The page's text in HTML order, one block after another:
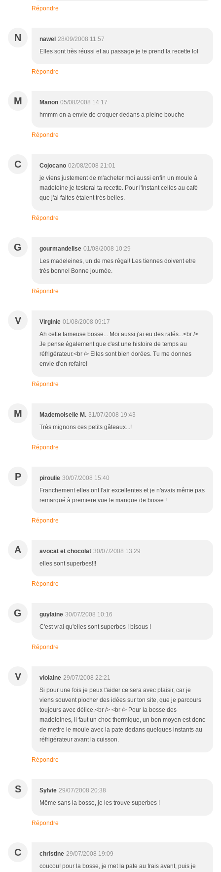
Répondre
N nawel 28/09/2008 11:57
Elles sont très réussi et au passage je te prend la recette lol
Répondre
M Manon 05/08/2008 14:17
hmmm on a envie de croquer dedans a pleine bouche
Répondre
C Cojocano 02/08/2008 21:01
je viens justement de m'acheter moi aussi enfin un moule à
madeleine je testerai ta recette. Pour l'instant celles au café
que j'ai faites étaient trés belles.
Répondre
G gourmandelise 01/08/2008 10:29
Les madeleines, un de mes régal! Les tiennes doivent etre
très bonne! Bonne journée.
Répondre
V Virginie 01/08/2008 09:17
Ah cette fameuse bosse... Moi aussi j'ai eu des ratés...<br />
Je pense également que c'est une histoire de temps au
réfrigérateur.<br /> Elles sont bien dorées. Tu me donnes
envie d'en refaire!
Répondre
M Mademoiselle M. 31/07/2008 19:43
Très mignons ces petits gâteaux...!
Répondre
P piroulie 30/07/2008 15:40
Franchement elles ont l'air excellentes et je n'avais même pas
remarqué à premiere vue le manque de bosse !
Répondre
A avocat et chocolat 30/07/2008 13:29
elles sont superbes!!!
Répondre
G guylaine 30/07/2008 10:16
C'est vrai qu'elles sont superbes ! bisous !
Répondre
V violaine 29/07/2008 22:21
Si pour une fois je peux t'aider ce sera avec plaisir, car je
viens souvent piocher des idées sur ton site, que je parcours
toujours avec délice.<br /> <br /> Pour la bosse des
madeleines, il faut un choc thermique, un bon moyen est donc
de mettre le moule avec la pate dedans quelques instants au
réfrigérateur avant la cuisson.
Répondre
S Sylvie 29/07/2008 20:38
Même sans la bosse, je les trouve superbes !
Répondre
C christine 29/07/2008 19:09
coucou! pour la bosse, je met la pate au frais avant, puis je